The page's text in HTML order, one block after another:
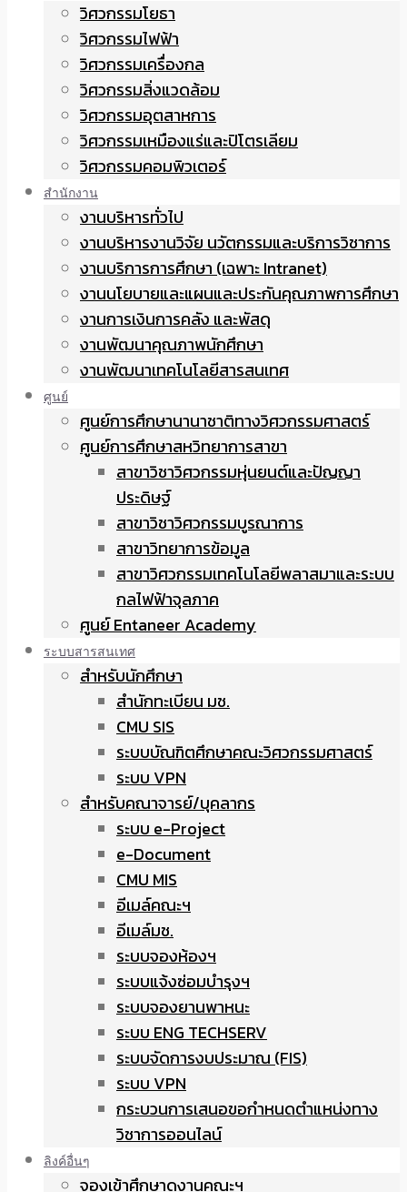
วิศวกรรมโยธา
วิศวกรรมไฟฟ้า
วิศวกรรมเครื่องกล
วิศวกรรมสิ่งแวดล้อม
วิศวกรรมอุตสาหการ
วิศวกรรมเหมืองแร่และปิโตรเลียม
วิศวกรรมคอมพิวเตอร์
สำนักงาน
งานบริหารทั่วไป
งานบริหารงานวิจัย นวัตกรรมและบริการวิชาการ
งานบริการการศึกษา (เฉพาะ Intranet)
งานนโยบายและแผนและประกันคุณภาพการศึกษา
งานการเงินการคลัง และพัสดุ
งานพัฒนาคุณภาพนักศึกษา
งานพัฒนาเทคโนโลยีสารสนเทศ
ศูนย์
ศูนย์การศึกษานานาชาติทางวิศวกรรมศาสตร์
ศูนย์การศึกษาสหวิทยาการสาขา
สาขาวิชาวิศวกรรมหุ่นยนต์และปัญญา
ประดิษฐ์
สาขาวิชาวิศวกรรมบูรณาการ
สาขาวิทยาการข้อมูล
สาขาวิศวกรรมเทคโนโลยีพลาสมาและระบบ
กลไฟฟ้าจุลภาค
ศูนย์ Entaneer Academy
ระบบสารสนเทศ
สำหรับนักศึกษา
สำนักทะเบียน มช.
CMU SIS
ระบบบัณฑิตศึกษาคณะวิศวกรรมศาสตร์
ระบบ VPN
สำหรับคณาจารย์/บุคลากร
ระบบ e-Project
e-Document
CMU MIS
อีเมล์คณะฯ
อีเมล์มช.
ระบบจองห้องฯ
ระบบแจ้งซ่อมบำรุงฯ
ระบบจองยานพาหนะ
ระบบ ENG TECHSERV
ระบบจัดการงบประมาณ (FIS)
ระบบ VPN
กระบวนการเสนอขอกำหนดตำแหน่งทาง
วิชาการออนไลน์
ลิงค์อื่นๆ
จองเข้าศึกษาดูงานคณะฯ